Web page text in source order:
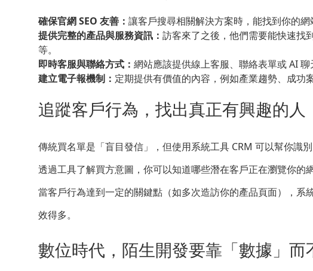
確保官網 SEO 友善： 讓客戶搜尋相關解決方案時，能找到你的網
提供完整的產品與服務資訊： 訪客來了之後，他們需要能快速找
等。
即時客服與聯絡方式： 網站應該提供線上客服、聯絡表單或 AI
建立電子報機制： 定期提供有價值的內容，例如產業趨勢、成功
追蹤客戶行為，找出真正有興趣的人
傳統買名單是「盲目發信」，但使用系統工具 CRM 可以幫你識別
透過工具了解買方意圖，你可以知道哪些潛在客戶正在瀏覽你的
當客戶行為達到一定的關鍵點（如多次造訪你的產品頁面），
效得多。
數位時代，陌生開發要靠「數據」而